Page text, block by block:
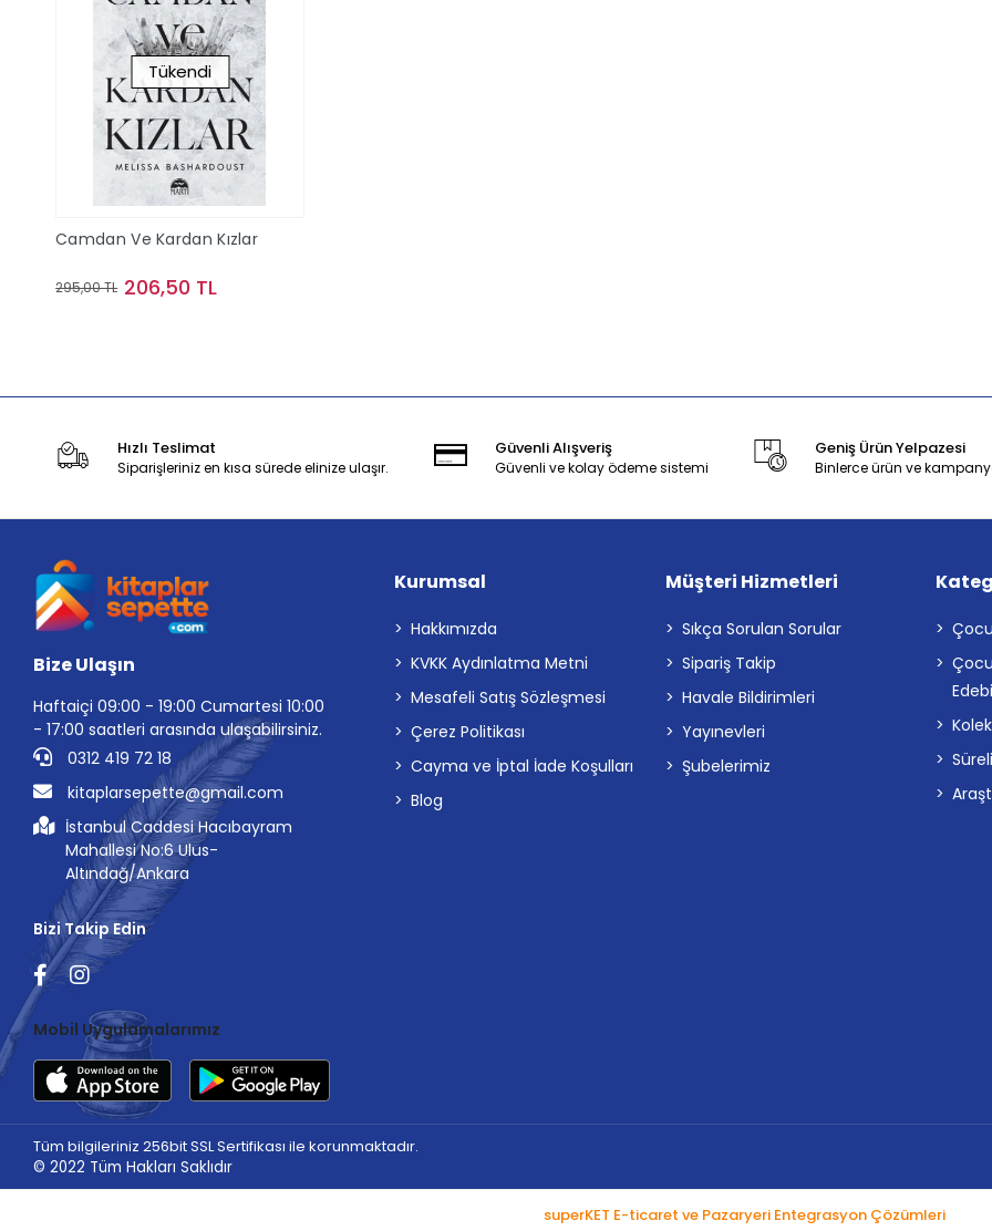
Tükendi
Camdan Ve Kardan Kızlar
295,00 TL 206,50 TL
Hızlı Teslimat
Siparişleriniz en kısa sürede elinize ulaşır.
Güvenli Alışveriş
Güvenli ve kolay ödeme sistemi
Geniş Ürün Yelpazesi
Binlerce ürün ve
Bize Ulaşın
Haftaiçi 09:00 - 19:00 Cumartesi 10:00
- 17:00 saatleri arasında ulaşabilirsiniz.
0312 419 72 18
kitaplarsepette@gmail.com
İstanbul Caddesi Hacıbayram
Mahallesi No:6 Ulus-
Altındağ/Ankara
Bizi Takip Edin
Mobil Uygulamalarımız
Kurumsal
Hakkımızda
KVKK Aydınlatma Metni
Mesafeli Satış Sözleşmesi
Çerez Politikası
Cayma ve İptal İade Koşulları
Blog
Müşteri Hizmetleri
Sıkça Sorulan Sorular
Sipariş Takip
Havale Bildirimleri
Yayınevleri
Şubelerimiz
Tüm bilgileriniz 256bit SSL Sertifikası ile korunmaktadır.
© 2022 Tüm Hakları Saklıdır
superKET E-ticaret ve Pazaryeri Entegrasyon Çözümleri